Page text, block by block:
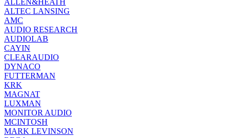
ALLEN&HEATH
ALTEC LANSING
AMC
AUDIO RESEARCH
AUDIOLAB
CAYIN
CLEARAUDIO
DYNACO
FUTTERMAN
KRK
MAGNAT
LUXMAN
MONITOR AUDIO
MCINTOSH
MARK LEVINSON